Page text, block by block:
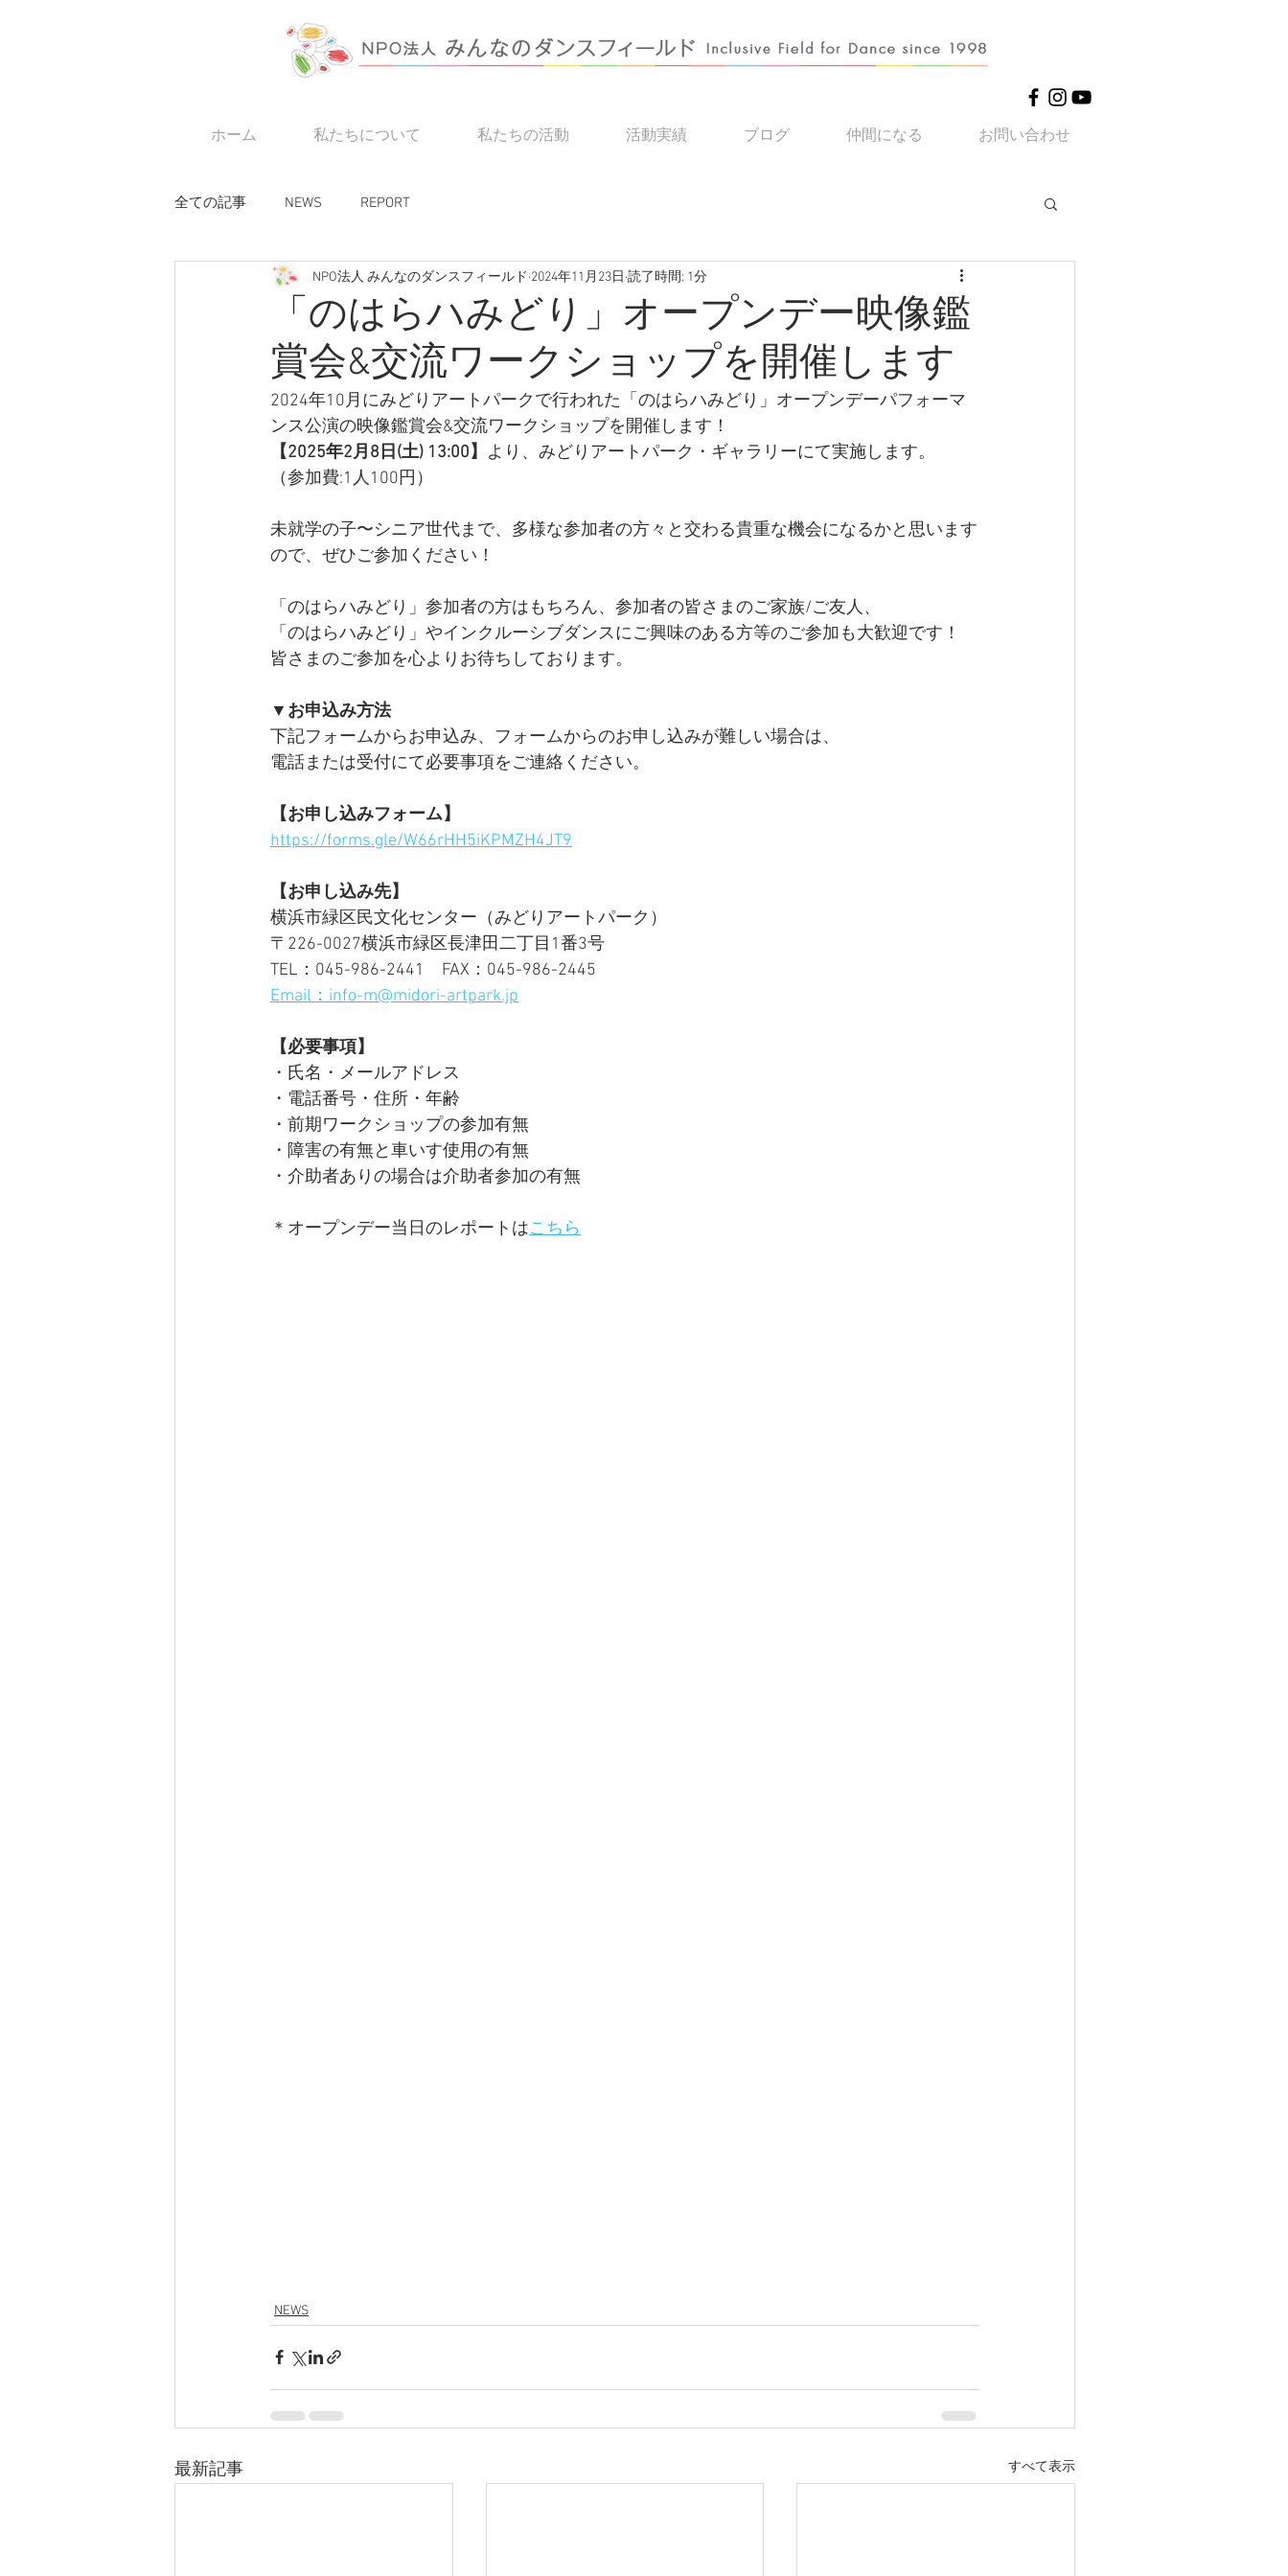
ホーム 私たちについて 私たちの活動 活動実績 ブログ 仲間になる お問い合わせ
全ての記事 NEWS REPORT
「のはらハみどり」オープンデー映像鑑
賞会&交流ワークショップを開催します
NPO法人 みんなのダンスフィールド 2024年11月23日 読了時間: 1分
2024年10月にみどりアートパークで行われた「のはらハみどり」オープンデーパフォーマ
ンス公演の映像鑑賞会&交流ワークショップを開催します！
【2025年2月8日(土) 13:00】 より、みどりアートパーク・ギャラリーにて実施します。
（参加費:1人100円）
未就学の子〜シニア世代まで、多様な参加者の方々と交わる貴重な機会になるかと思います
ので、ぜひご参加ください！
「のはらハみどり」参加者の方はもちろん、参加者の皆さまのご家族/ご友人、
「のはらハみどり」やインクルーシブダンスにご興味のある方等のご参加も大歓迎です！
皆さまのご参加を心よりお待ちしております。
▼お申込み方法
下記フォームからお申込み、 フォームからのお申し込みが難しい場合は、
電話または受付にて必要事項をご連絡ください。
【お申し込みフォーム】
https://forms.gle/W66rHH5iKPMZH4JT9
【お申し込み先】
横浜市緑区民文化センター（みどりアートパーク）
〒226-0027横浜市緑区長津田二丁目1番3号
TEL：045-986-2441　FAX：045-986-2445
Email：info-m@midori-artpark.jp
【必要事項】
・氏名・メールアドレス
・電話番号・住所・年齢
・前期ワークショップの参加有無
・障害の有無と車いす使用の有無
・介助者ありの場合は介助者参加の有無
＊オープンデー当日のレポートはこちら
NEWS
最新記事 すべて表示